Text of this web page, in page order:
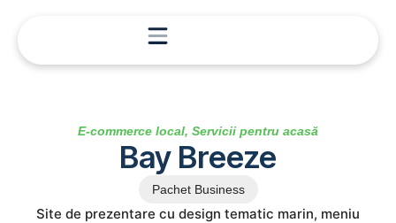
E-commerce local, Servicii pentru acasă
Bay Breeze
Pachet Business
Site de prezentare cu design tematic marin, meniu